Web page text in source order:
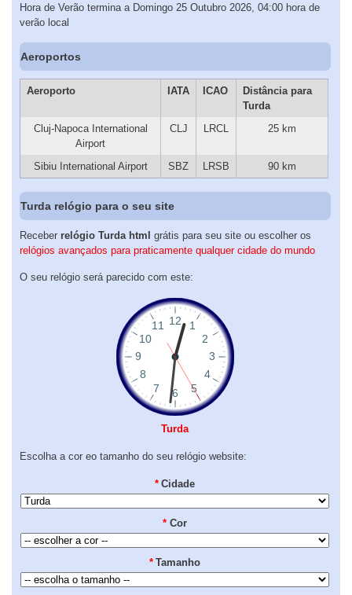
Hora de Verão termina a Domingo 25 Outubro 2026, 04:00 hora de
verão local
Aeroportos
Aeroporto IATA ICAO
Distância para
Turda
Cluj-Napoca International
Airport
CLJ LRCL 25 km
Sibiu International Airport SBZ LRSB 90 km
Turda relógio para o seu site
Receber relógio Turda html grátis para seu site ou escolher os
relógios avançados para praticamente qualquer cidade do mundo
O seu relógio será parecido com este:
Turda
Escolha a cor eo tamanho do seu relógio website:
* Cidade
* Cor
* Tamanho